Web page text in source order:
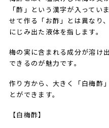
「酢」という漢字が入ってい
せて作る「お酢」とは異なり
にじみ出た液体を指します。
梅の実に含まれる成分が溶け
できるのが魅力です。
作り方から、大きく「白梅酢
とができます。
【白梅酢】